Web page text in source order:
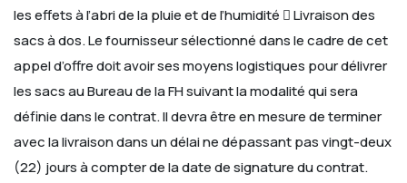
les effets à l’abri de la pluie et de l’humidité  Livraison des
sacs à dos.Le fournisseur sélectionné dans le cadre de cet
appel d’offre doit avoir ses moyens logistiques pour délivrer
les sacs au Bureau de la FH suivant la modalité qui sera
définie dans le contrat. Il devra être en mesure de terminer
avec la livraison dans un délai ne dépassant pas vingt-deux
(22) jours à compter de la date de signature du contrat.